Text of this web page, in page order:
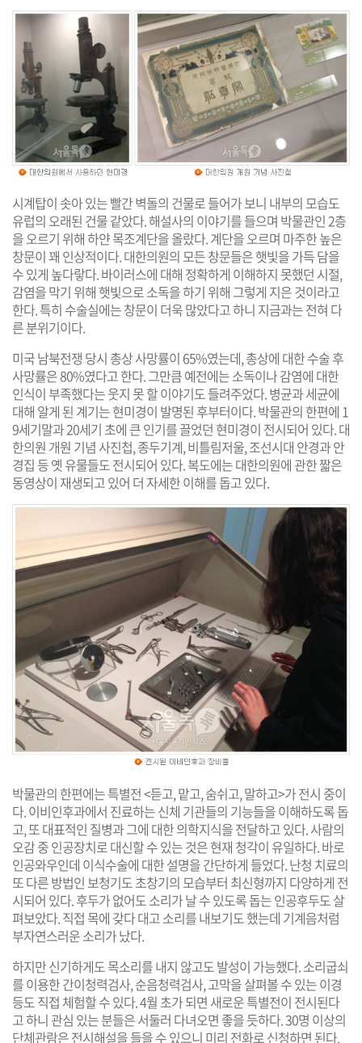
시계탑이 솟아 있는 빨간 벽돌의 건물로 들어가 보니 내부의 모습도
유럽의 오래된 건물 같았다. 해설사의 이야기를 들으며 박물관인 2층
을 오르기 위해 하얀 목조계단을 올랐다. 계단을 오르며 마주한 높은
창문이 꽤 인상적이다. 대한의원의 모든 창문들은 햇빛을 가득 담을
수 있게 높다랗다. 바이러스에 대해 정확하게 이해하지 못했던 시절,
감염을 막기 위해 햇빛으로 소독을 하기 위해 그렇게 지은 것이라고
한다. 특히 수술실에는 창문이 더욱 많았다고 하니 지금과는 전혀 다
른 분위기이다.
미국 남북전쟁 당시 총상 사망률이 65%였는데, 총상에 대한 수술 후
사망률은 80%였다고 한다. 그만큼 예전에는 소독이나 감염에 대한
인식이 부족했다는 웃지 못 할 이야기도 들려주었다. 병균과 세균에
대해 알게 된 계기는 현미경이 발명된 후부터이다. 박물관의 한편에 1
9세기말과 20세기 초에 큰 인기를 끌었던 현미경이 전시되어 있다. 대
한의원 개원 기념 사진첩, 종두기계, 비틀림저울, 조선시대 안경과 안
경집 등 옛 유물들도 전시되어 있다. 복도에는 대한의원에 관한 짧은
동영상이 재생되고 있어 더 자세한 이해를 돕고 있다.
박물관의 한편에는 특별전 <듣고, 맡고, 숨쉬고, 말하고>가 전시 중이
다. 이비인후과에서 진료하는 신체 기관들의 기능들을 이해하도록 돕
고, 또 대표적인 질병과 그에 대한 의학지식을 전달하고 있다. 사람의
오감 중 인공장치로 대신할 수 있는 것은 현재 청각이 유일하다. 바로
인공와우인데 이식수술에 대한 설명을 간단하게 들었다. 난청 치료의
또 다른 방법인 보청기도 초창기의 모습부터 최신형까지 다양하게 전
시되어 있다. 후두가 없어도 소리가 날 수 있도록 돕는 인공후두도 살
펴보았다. 직접 목에 갖다 대고 소리를 내보기도 했는데 기계음처럼
부자연스러운 소리가 났다.
하지만 신기하게도 목소리를 내지 않고도 발성이 가능했다. 소리굽쇠
를 이용한 간이청력검사, 순음청력검사, 고막을 살펴볼 수 있는 이경
등도 직접 체험할 수 있다. 4월 초가 되면 새로운 특별전이 전시된다
고 하니 관심 있는 분들은 서둘러 다녀오면 좋을 듯하다. 30명 이상의
단체관람은 전시해설을 들을 수 있으니 미리 전화로 신청하면 된다.